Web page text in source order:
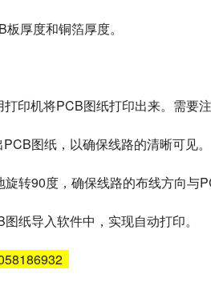
厚度和铜箔厚度。
印机将PCB图纸打印出来。需要
图纸，以确保线路的清晰可见。
转90度，确保线路的布线方向与
纸导入软件中，实现自动打印。